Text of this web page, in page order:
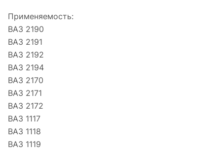
Применяемость:
ВАЗ 2190
ВАЗ 2191
ВАЗ 2192
ВАЗ 2194
ВАЗ 2170
ВАЗ 2171
ВАЗ 2172
ВАЗ 1117
ВАЗ 1118
ВАЗ 1119